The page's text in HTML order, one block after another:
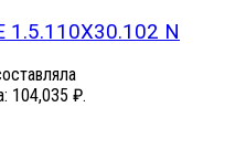
1.5.110X30.102 N
104,035 ₽.